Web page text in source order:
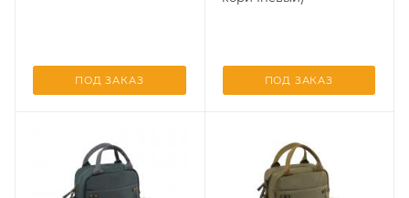
ПОД ЗАКАЗ ПОД ЗАКАЗ